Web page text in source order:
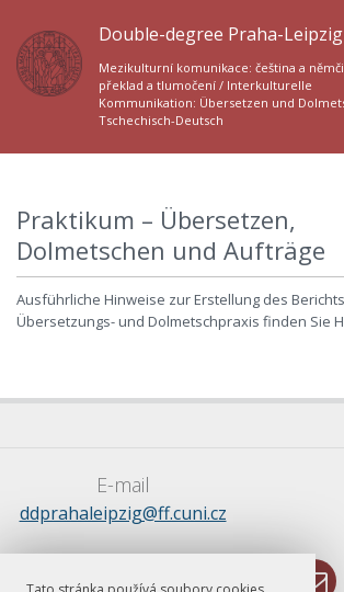
Double-degree Praha-Leipzig
Mezikulturní komunikace: čeština a
překlad a tlumočení / Interkulturelle
Kommunikation: Übersetzen und
Tschechisch-Deutsch
Praktikum – Übersetzen,
Dolmetschen und Aufträge
Ausführliche Hinweise zur Erstellung des
Übersetzungs- und Dolmetschpraxis finden Sie
E-mail
ddprahaleipzig@ff.cuni.cz